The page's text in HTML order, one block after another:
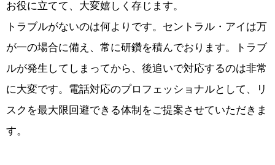
お役に立てて、大変嬉しく存じます。
トラブルがないのは何よりです。セントラル・アイは万
が一の場合に備え、常に研鑽を積んでおります。トラブ
ルが発生してしまってから、後追いで対応するのは非常
に大変です。電話対応のプロフェッショナルとして、リ
スクを最大限回避できる体制をご提案させていただきま
す。